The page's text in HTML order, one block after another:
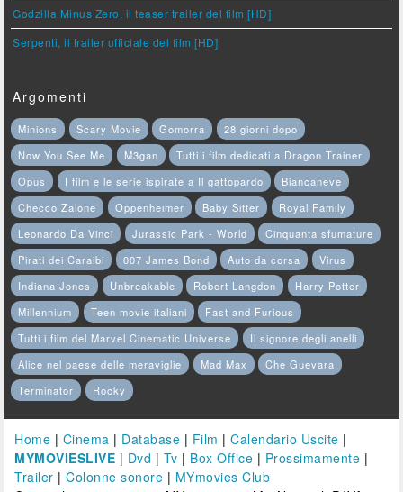
Godzilla Minus Zero, il teaser trailer del film [HD]
Serpenti, il trailer ufficiale del film [HD]
Argomenti
Minions Scary Movie Gomorra
28 giorni dopo
Now You See Me
M3gan
Tutti i film dedicati a Dragon Trainer
Opus
I film e le serie ispirate a Il gattopardo
Biancaneve
Checco Zalone
Oppenheimer Baby Sitter
Royal Family
Leonardo Da Vinci
Jurassic Park - World
Cinquanta sfumature
Pirati dei Caraibi
007 James Bond Auto da corsa
Virus
Indiana Jones
Unbreakable Robert Langdon
Harry Potter
Millennium
Teen movie italiani
Fast and Furious
Tutti i film del Marvel Cinematic Universe
Il signore degli anelli
Alice nel paese delle meraviglie
Mad Max
Che Guevara
Terminator
Rocky
Home | Cinema | Database | Film |Calendario Uscite |
MYMOVIESLIVE | Dvd | Tv | Box Office | Prossimamente |
Trailer |Colonne sonore | MYmovies Club